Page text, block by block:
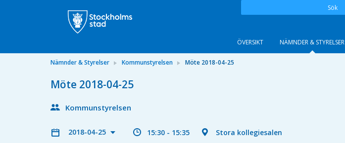
Sök
ÖVERSIKT NÄMNDER & STYRELSER
Nämnder & Styrelser Kommunstyrelsen Möte 2018-04-25
Möte 2018-04-25
Kommunstyrelsen
2018-04-25 15:30 - 15:35 Stora kollegiesalen